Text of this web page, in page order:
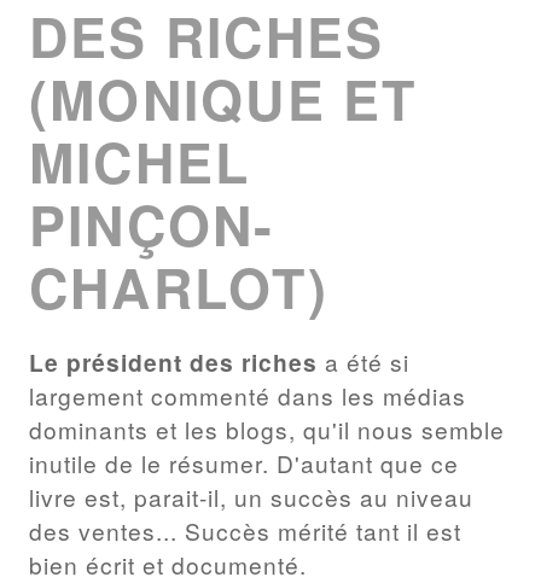
DES RICHES
(MONIQUE ET
MICHEL
PINÇON-
CHARLOT)
Le président des riches a été si
largement commenté dans les médias
dominants et les blogs, qu'il nous semble
inutile de le résumer. D'autant que ce
livre est, parait-il, un succès au niveau
des ventes... Succès mérité tant il est
bien écrit et documenté.